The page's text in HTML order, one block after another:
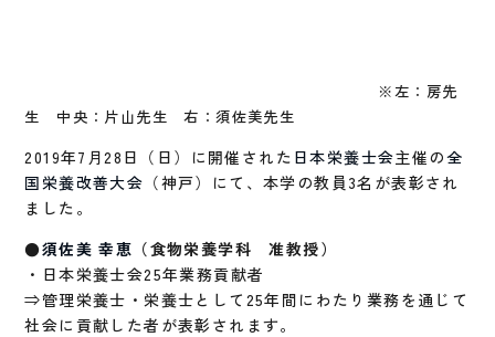
※左：房先
生 中央：片山先生 右：須佐美先生
2019年7月28日（日）に開催された 日本栄養士会主催の全
国栄養改善大会 （神戸）にて、本学の教員3名が表彰され
ました。
●須佐美 幸恵 （食物栄養学科 准教授）
・日本栄養士会25年業務貢献者
⇒管理栄養士・栄養士として25年間にわたり業務を通じて
社会に貢献した者が表彰されます。